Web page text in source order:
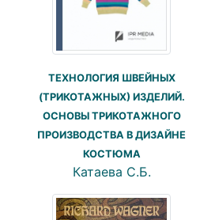
ТЕХНОЛОГИЯ ШВЕЙНЫХ
(ТРИКОТАЖНЫХ) ИЗДЕЛИЙ.
ОСНОВЫ ТРИКОТАЖНОГО
ПРОИЗВОДСТВА В ДИЗАЙНЕ
КОСТЮМА
Катаева С.Б.